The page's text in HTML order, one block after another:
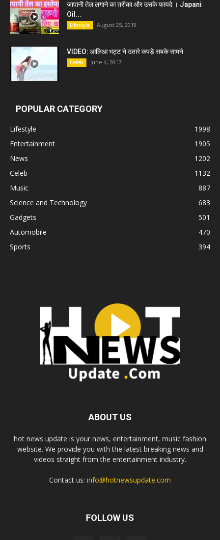
जापानी तेल लगाने का तरीका और उसके फायदे । Japani
Oil...
Lifestyle August 25, 2019
VIDEO: आलिआ भट्ट ने उतारे कपड़े सबके सामने
Celeb June 4, 2017
POPULAR CATEGORY
Lifestyle
1998
Entertainment
1905
News
1202
Celeb
1132
Music
887
Science and Technology
683
Gadgets
501
Automobile
470
Sports
394
ABOUT US
hot news update is your news, entertainment, music fashion
website. We provide you with the latest breaking news and
videos straight from the entertainment industry.
Contact us: info@hotnewsupdate.com
FOLLOW US